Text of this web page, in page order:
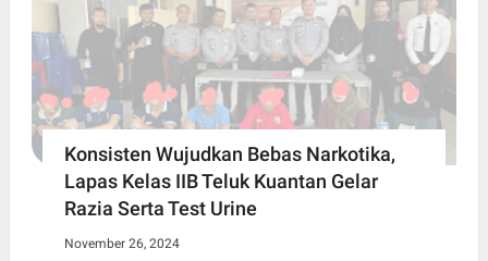
Konsisten Wujudkan Bebas Narkotika,
Lapas Kelas IIB Teluk Kuantan Gelar
Razia Serta Test Urine
November 26, 2024